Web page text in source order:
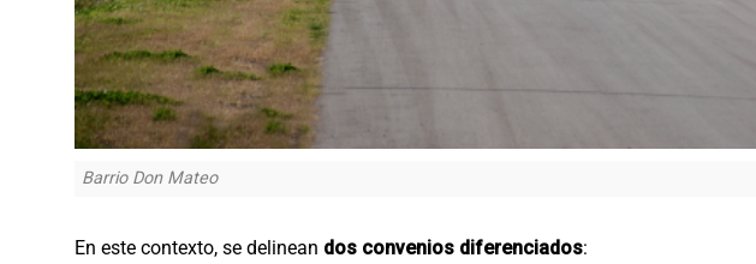
Barrio Don Mateo
En este contexto, se delinean dos convenios diferenciados: